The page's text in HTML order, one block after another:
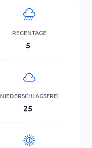
REGENTAGE
5
NIEDERSCHLAGSFREI
25